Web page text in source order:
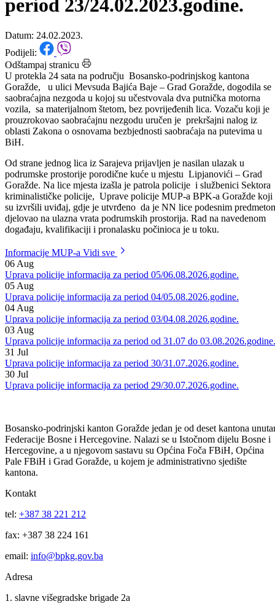
Uprava policije informacija za
period 23/24.02.2023.godine.
Datum: 24.02.2023.
Podijeli:
Odštampaj stranicu
U protekla 24 sata na području Bosansko-podrinjskog kantona
Goražde, u ulici Mevsuda Bajića Baje – Grad Goražde, dogodila se
saobraćajna nezgoda u kojoj su učestvovala dva putnička motorna
vozila, sa materijalnom štetom, bez povrijeđenih lica. Vozaču koji je
oblasti Zakona o osnovama bezbjednosti saobraćaja na putevima u
BiH.
Od strane jednog lica iz Sarajeva prijavljen je nasilan ulazak u
podrumske prostorije porodične kuće u mjestu Lipjanovići – Grad
Goražde. Na lice mjesta izašla je patrola policije i službenici Sektora
kriminalističke policije, Uprave policije MUP-a BPK-a Goražde koji
djelovao na ulazna vrata podrumskih prostorija. Rad na navedenom
događaju, kvalifikaciji i pronalasku počinioca je u toku.
Informacije MUP-a
06Aug
Uprava policije informacija za period 05/06.08.2026.godine.
05Aug
Uprava policije informacija za period 04/05.08.2026.godine.
04Aug
Uprava policije informacija za period 03/04.08.2026.godine.
03Aug
Uprava policije informacija za period od 31.07 do 03.08.2026.godine.
31 Jul